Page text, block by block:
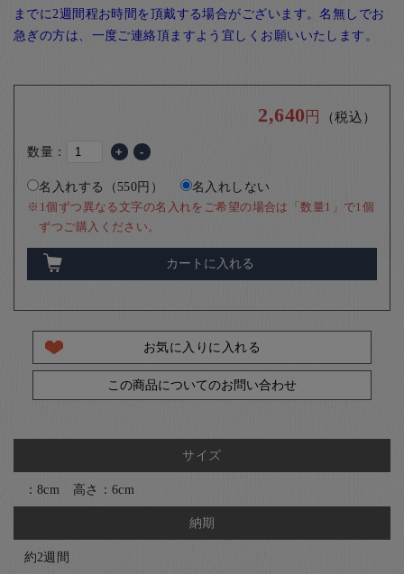
までに2週間程お時間を頂戴する場合がございます。名無しでお
急ぎの方は、一度ご連絡頂ますよう宜しくお願いいたします。
2,640 円 （税込）
数量： + -
名入れする（550円） 名入れしない
※1個ずつ異なる文字の名入れをご希望の場合は「数量1」で1個
ずつご購入ください。
カートに入れる
お気に入りに入れる
この商品についてのお問い合わせ
サイズ
：8cm 高さ：6cm
納期
約2週間